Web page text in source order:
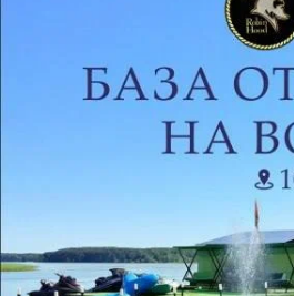
На 28.04.21 в 20.00 ч. была
посредст